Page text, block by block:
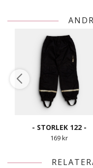
- STORLEK 122 -
169 kr